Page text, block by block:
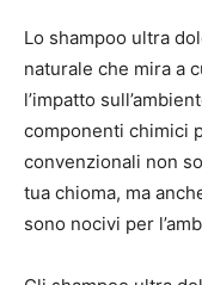
Lo shampoo ultra
naturale che mira a
l’impatto
componenti chimici
convenzionali non
tua chioma, ma
sono nocivi per